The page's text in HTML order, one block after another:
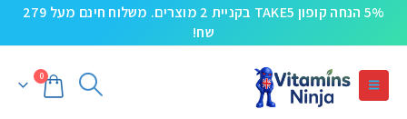
5% הנחה קופון TAKE5 בקניית 2 מוצרים. משלוח חינם מעל 279
שח!
0